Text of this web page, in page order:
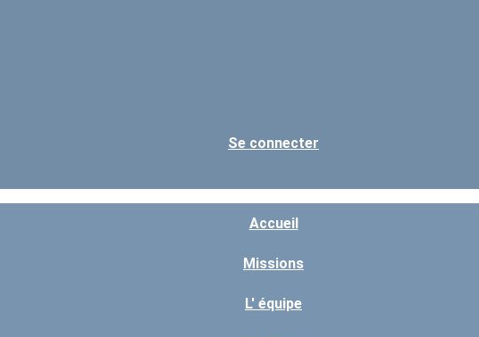
Se connecter
Accueil
Missions
L' équipe